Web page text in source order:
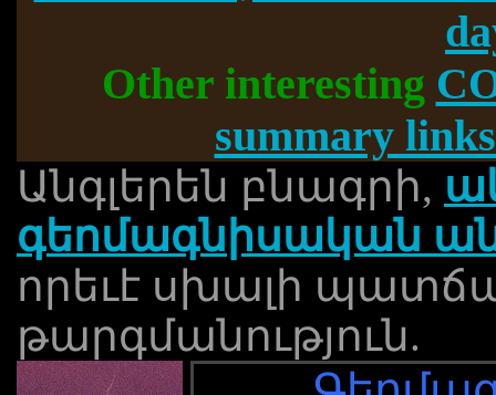
Other interesting
summary
Անգլերեն բնագրի,
գեոմագնիսական
որեւէ սխալի
թարգմանություն.